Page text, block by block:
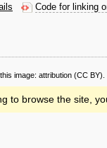
Code for linking
image: attribution (CC BY).
to browse the site,